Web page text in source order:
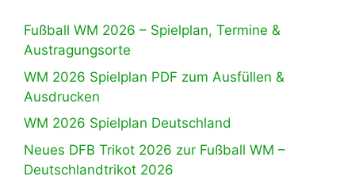
Fußball WM 2026 – Spielplan, Termine &
Austragungsorte
WM 2026 Spielplan PDF zum Ausfüllen &
Ausdrucken
WM 2026 Spielplan Deutschland
Neues DFB Trikot 2026 zur Fußball WM –
Deutschlandtrikot 2026